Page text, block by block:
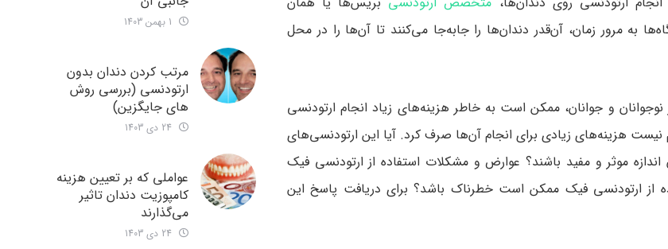
به مرور زمان، آن‌قدر دندان‌ها را جابه‌جا می‌کنند تا آن‌ها را در محل
و جوانان، ممکن است به خاطر هزینه‌های زیاد انجام ارتودنسی
نیست هزینه‌های زیادی برای انجام آن‌ها صرف کرد. آیا این ارتودنسی‌های
موثر و مفید باشند؟ عوارض و مشکلات استفاده از ارتودنسی فیک
از ارتودنسی فیک ممکن است خطرناک باشد؟ برای دریافت پاسخ این
مرتب کردن دندان بدون
ارتودنسی (بررسی روش
های جایگزین)
عواملی که بر تعیین هزینه
کامپوزیت دندان تاثیر
می‌گذارند